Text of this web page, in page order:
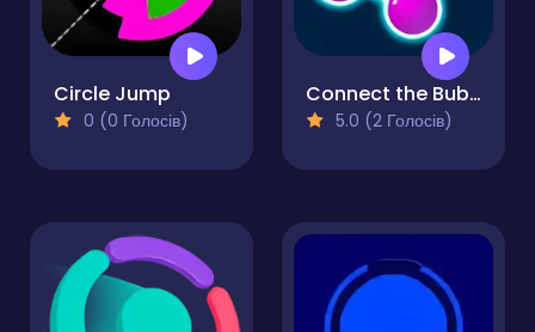
Circle Jump
0 (0 Голосів)
Connect the Bubbles
5.0 (2 Голосів)